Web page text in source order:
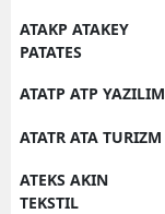
ATAKP ATAKEY
PATATES
ATATP ATP YAZILIM
ATATR ATA TURIZM
ATEKS AKIN
TEKSTIL